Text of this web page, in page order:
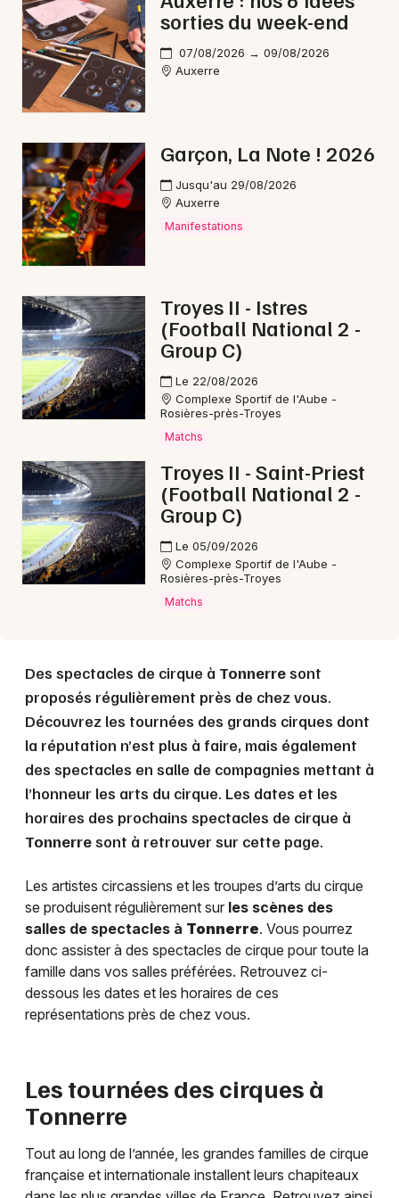
Cirque en Bourgogne-Franche-Comté
Artistes en tournée
Actus à Tonnerre
Magazine à Tonnerre
89 - Yonne
Mon email
Je m'abonne
sorties du week-end
07/08/2026 → 09/08/2026
Auxerre
Garçon, La Note ! 2026
Jusqu'au 29/08/2026
Auxerre
Manifestations
Troyes II - Istres
(Football National 2 -
Group C)
Le 22/08/2026
Complexe Sportif de l'Aube -
Rosières-près-Troyes
Matchs
Troyes II - Saint-Priest
(Football National 2 -
Group C)
Le 05/09/2026
Complexe Sportif de l'Aube -
Rosières-près-Troyes
Matchs
Des spectacles de cirque à Tonnerresont
proposés régulièrement près de chez vous.
Découvrez les tournées des grands cirques dont
la réputation n’est plus à faire, mais également
des spectacles en salle de compagnies mettant à
l’honneur les arts du cirque. Les dates et les
horaires des prochains spectacles de cirque à
Tonnerresont à retrouver sur cette page.
Les artistes circassiens et les troupes d’arts du cirque
se produisent régulièrement sur les scènes des
salles de spectacles à Tonnerre. Vous pourrez
donc assister à des spectacles de cirque pour toute la
famille dans vos salles préférées. Retrouvez ci-
dessous les dates et les horaires de ces
représentations près de chez vous.
Les tournées des cirques à
Tonnerre
Tout au long de l’année, les grandes familles de cirque
française et internationale installent leurs chapiteaux